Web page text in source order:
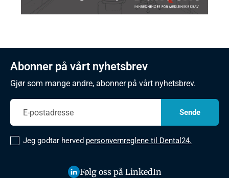
Abonner på vårt nyhetsbrev
Gjør som mange andre, abonner på vårt nyhetsbrev.
Jeg godtar herved personvernreglene til Dental24.
Følg oss på LinkedIn